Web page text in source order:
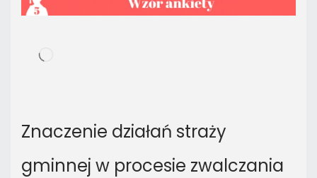
Znaczenie działań straży
gminnej w procesie zwalczania